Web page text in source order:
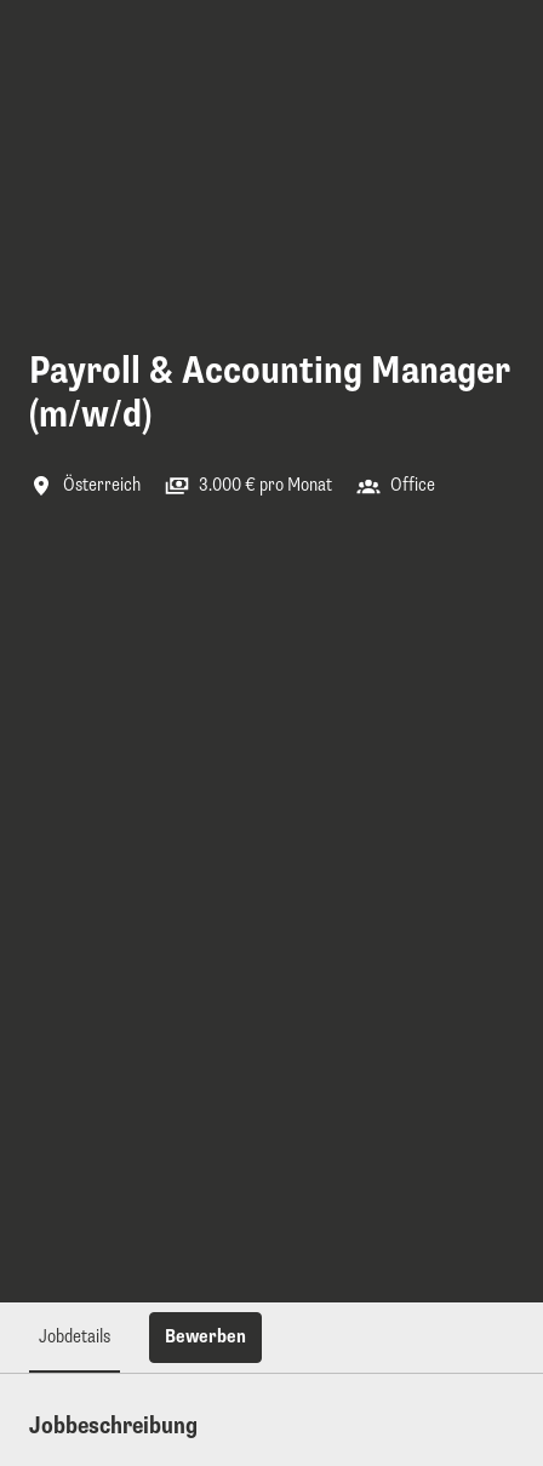
Payroll & Accounting Manager
(m/w/d)
Österreich 3.000 € pro Monat Office
Jobdetails Bewerben
Jobbeschreibung